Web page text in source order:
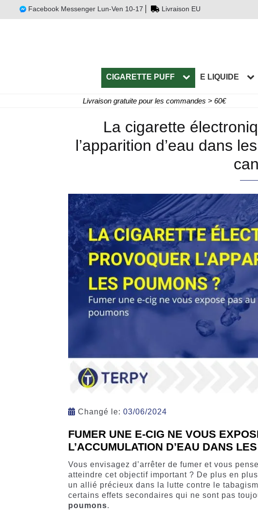
Facebook Messenger Lun-Ven 10-17 Livraison EU
CIGARETTE PUFF E LIQUIDE
Livraison gratuite pour les commandes > 60€
La cigarette
l’apparition d’eau dans
Changé le: 03/06/2024
FUMER UNE E-CIG NE VOUS
L’ACCUMULATION D’EAU DANS
Vous envisagez d’arrêter de fumer et vous
atteindre cet objectif important ? De plus en
un allié précieux dans la lutte contre le
certains effets secondaires qui ne sont pas
poumons.